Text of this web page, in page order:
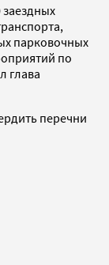
парковочных
по
глава
перечни